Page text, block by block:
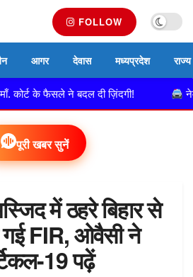
FOLLOW
आगर देवास मध्यप्रदेश राज्य
के फैसले ने बदल दी ज़िंदगी!
पूरी खबर सुनें
में ठहरे बिहार से
गई FIR, ओवैसी ने
19 पढ़ें